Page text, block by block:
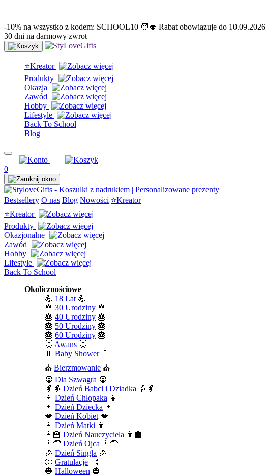
-10% na wszystko z kodem: SCHOOL10 🧑‍🎓 Rabat obowiązuje do 10.09.2026
30 dni na darmowy zwrot
⭐Kreator
Produkty
Okazja
Zawód
Hobby
Lifestyle
Back To School
Blog
0
Bestsellery O nas Blog Nowości ⭐Kreator
⭐Kreator
Produkty
Okazjonalne
Zawód
Hobby
Lifestyle
Back To School
Okolicznościowe
💪 18 Lat 💪
🎂 30 Urodziny 🎂
🎂 40 Urodziny 🎂
🎂 50 Urodziny 🎂
🎂 60 Urodziny 🎂
🥇 Awans 🥇
🍼 Baby Shower🍼
⛪ Bierzmowanie ⛪
🧔 Dla Szwagra 🧔
👵👵 Dzień Babci i Dziadka 👵👵
👦 Dzień Chłopaka 👦
👦 Dzień Dziecka 👦
💋 Dzień Kobiet 💋
👩 Dzień Matki 👩
👩‍🏫 Dzień Nauczyciela 👩‍🏫
👨‍🦱 Dzień Ojca 👨‍🦱
🎉 Dzień Singla 🎉
👏 Gratulacje 👏
🎃 Halloween 🎃